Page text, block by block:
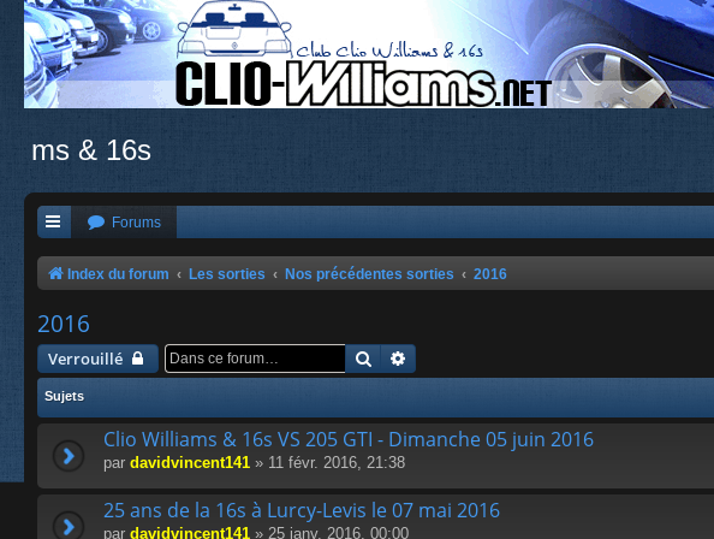
ms & 16s
Forums
Index du forum Les sorties Nos précédentes sorties 2016
2016
Verrouillé Rechercher
Sujets
Clio Williams & 16s VS 205 GTI - Dimanche 05 juin 2016
par davidvincent141 » 11 févr. 2016, 21:38
25 ans de la 16s à Lurcy-Levis le 07 mai 2016
par davidvincent141 » 25 janv. 2016, 00:00